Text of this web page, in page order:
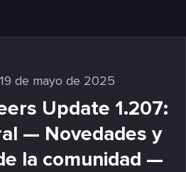
de mayo de 2025
Update 1.207:
— Novedades y
la comunidad —